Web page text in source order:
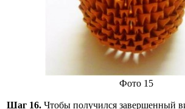
Фото 15
Шаг 16. Чтобы получился завершенный